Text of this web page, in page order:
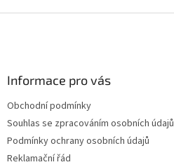
Informace pro vás
Obchodní podmínky
Souhlas se zpracováním osobních údajů
Podmínky ochrany osobních údajů
Reklamační řád